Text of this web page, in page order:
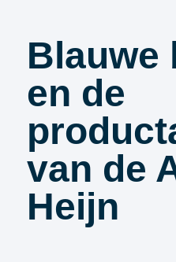
Blauwe
en de
van de
Heijn